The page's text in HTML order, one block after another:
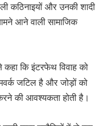
और उनकी शादी
आने वाली सामाजिक
कहा कि इंटरफेथ विवाह को
जटिल है और जोड़ों को
की आवश्यकता होती है।